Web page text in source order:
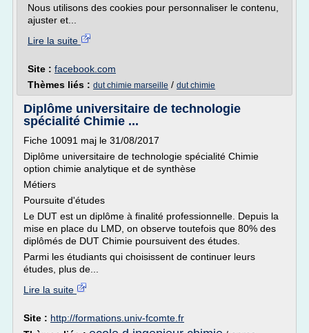
Nous utilisons des cookies pour personnaliser le contenu,
ajuster et...
Lire la suite
Site : facebook.com
Thèmes liés : dut chimie marseille / dut chimie
Diplôme universitaire de technologie
spécialité Chimie ...
Fiche 10091 maj le 31/08/2017
Diplôme universitaire de technologie spécialité Chimie
option chimie analytique et de synthèse
Métiers
Poursuite d'études
Le DUT est un diplôme à finalité professionnelle. Depuis la
mise en place du LMD, on observe toutefois que 80% des
diplômés de DUT Chimie poursuivent des études.
Parmi les étudiants qui choisissent de continuer leurs
études, plus de...
Lire la suite
Site : http://formations.univ-fcomte.fr